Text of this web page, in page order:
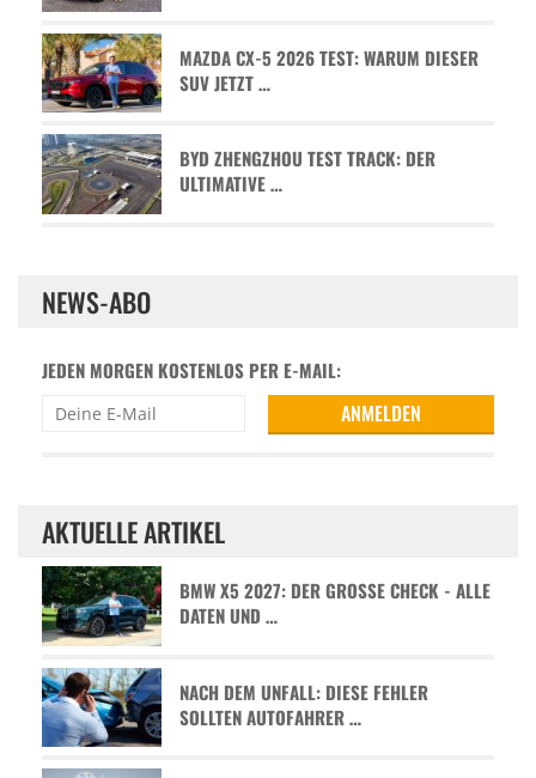
MAZDA CX-5 2026 TEST: WARUM DIESER
SUV JETZT …
BYD ZHENGZHOU TEST TRACK: DER
ULTIMATIVE …
NEWS-ABO
JEDEN MORGEN KOSTENLOS PER E-MAIL:
AKTUELLE ARTIKEL
BMW X5 2027: DER GROSSE CHECK - ALLE D
ATEN UND …
NACH DEM UNFALL: DIESE FEHLER
SOLLTEN AUTOFAHRER …